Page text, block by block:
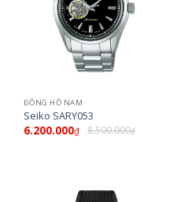
ĐỒNG HỒ NAM
Seiko SARY053
6.200.000₫ 8.500.000₫